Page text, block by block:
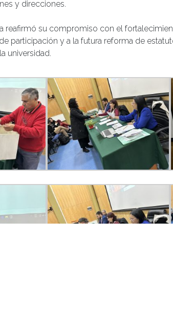
y direcciones.
reafirmó su compromiso con el
participación y a la futura reforma de
universidad.